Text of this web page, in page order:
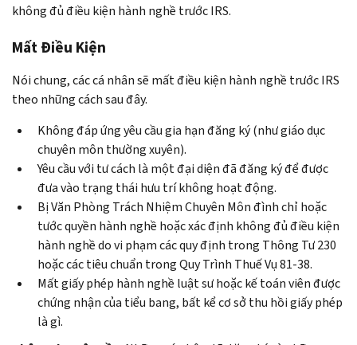
không đủ điều kiện hành nghề trước IRS.
Mất Điều Kiện
Nói chung, các cá nhân sẽ mất điều kiện hành nghề trước IRS
theo những cách sau đây.
Không đáp ứng yêu cầu gia hạn đăng ký (như giáo dục
chuyên môn thường xuyên).
Yêu cầu với tư cách là một đại diện đã đăng ký để được
đưa vào trạng thái hưu trí không hoạt động.
Bị Văn Phòng Trách Nhiệm Chuyên Môn đình chỉ hoặc
tước quyền hành nghề hoặc xác định không đủ điều kiện
hành nghề do vi phạm các quy định trong Thông Tư 230
hoặc các tiêu chuẩn trong Quy Trình Thuế Vụ 81-38.
Mất giấy phép hành nghề luật sư hoặc kế toán viên được
chứng nhận của tiểu bang, bất kể cơ sở thu hồi giấy phép
là gì.